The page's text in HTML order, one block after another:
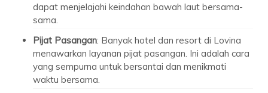
dapat menjelajahi keindahan bawah laut bersama-
sama.
Pijat Pasangan: Banyak hotel dan resort di Lovina
menawarkan layanan pijat pasangan. Ini adalah cara
yang sempurna untuk bersantai dan menikmati
waktu bersama.